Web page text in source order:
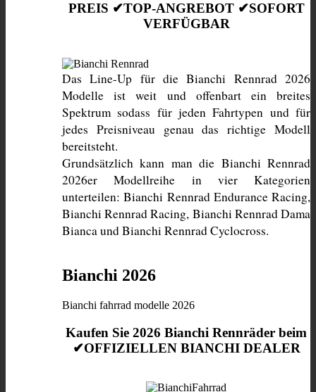
PREIS ✔TOP-ANGREBOT ✔SOFORT
VERFÜGBAR
Das Line-Up für die Bianchi Rennrad 2026
Modelle ist weit und offenbart ein breites
Spektrum sodass für jeden Fahrtypen und für
jedes Preisniveau genau das richtige Modell
bereitsteht.
Grundsätzlich kann man die Bianchi Rennrad
2026er Modellreihe in vier Kategorien
unterteilen: Bianchi Rennrad Endurance Racing,
Bianchi Rennrad Racing, Bianchi Rennrad Dama
Bianca und Bianchi Rennrad Cyclocross.
Bianchi 2026
Bianchi fahrrad modelle 2026
Kaufen Sie 2026 Bianchi Rennräder beim
✔OFFIZIELLEN BIANCHI DEALER